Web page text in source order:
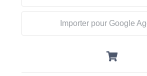
Importer pour Google